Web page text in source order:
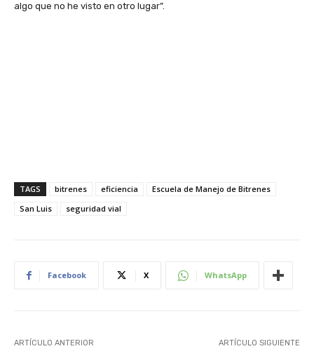
algo que no he visto en otro lugar”.
TAGS bitrenes eficiencia
Escuela de Manejo de Bitrenes
San Luis
seguridad vial
Facebook X WhatsApp
ARTÍCULO ANTERIOR ARTÍCULO SIGUIENTE